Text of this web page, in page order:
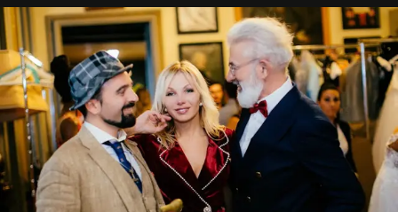
самыми искренними пожеланиями и теплом, ваша
командаL’Officiel Baltic .